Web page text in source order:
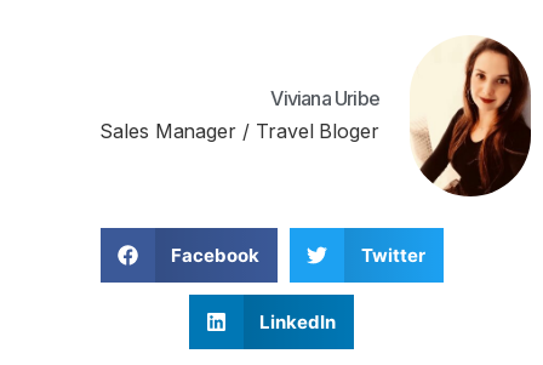
Viviana Uribe
Sales Manager / Travel Bloger
Facebook Twitter
LinkedIn